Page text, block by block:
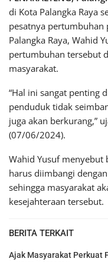
di Kota Palangka Raya
pesatnya pertumbuhan
Palangka Raya, Wahid
pertumbuhan tersebut
masyarakat.
“Hal ini sangat penting
penduduk tidak
juga akan berkurang,”
(07/06/2024).
Wahid Yusuf
harus diimbangi
sehingga masyarakat
kesejahteraan tersebut.
BERITA TERKAIT
Ajak Masyarakat Perkuat